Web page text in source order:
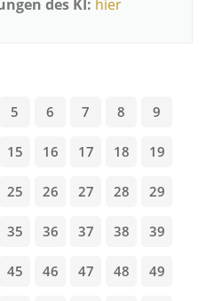
des KI: hier
5 6 7 8 9
15 16 17 18 19
25 26 27 28 29
35 36 37 38 39
45 46 47 48 49